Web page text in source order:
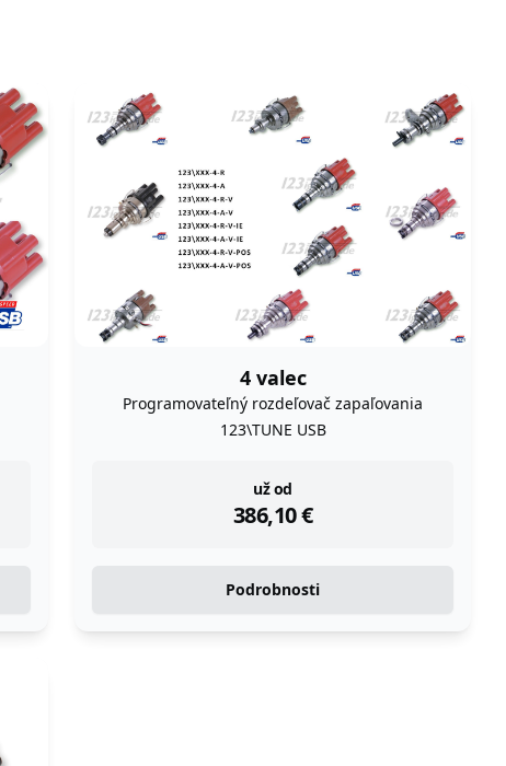
4 valec
Programovateľný rozdeľovač zapaľovania
123\TUNE USB
už od
386,10€
instock
Podrobnosti